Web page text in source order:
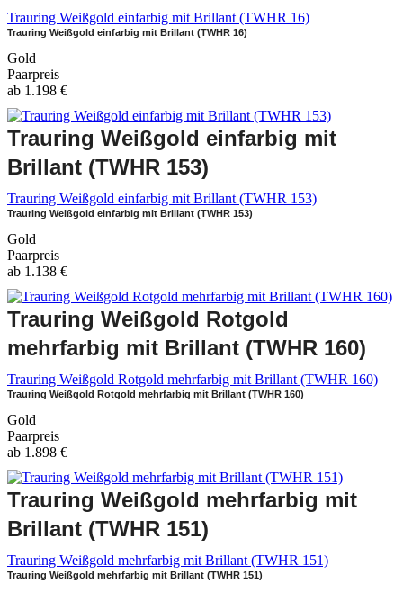
Trauring Weißgold einfarbig mit Brillant (TWHR 16)
Trauring Weißgold einfarbig mit Brillant (TWHR 16)
Gold
Paarpreis
ab 1.198 €
Trauring Weißgold einfarbig mit
Brillant (TWHR 153)
Trauring Weißgold einfarbig mit Brillant (TWHR 153)
Trauring Weißgold einfarbig mit Brillant (TWHR 153)
Gold
Paarpreis
ab 1.138 €
Trauring Weißgold Rotgold
mehrfarbig mit Brillant (TWHR 160)
Trauring Weißgold Rotgold mehrfarbig mit Brillant (TWHR 160)
Trauring Weißgold Rotgold mehrfarbig mit Brillant (TWHR 160)
Gold
Paarpreis
ab 1.898 €
Trauring Weißgold mehrfarbig mit
Brillant (TWHR 151)
Trauring Weißgold mehrfarbig mit Brillant (TWHR 151)
Trauring Weißgold mehrfarbig mit Brillant (TWHR 151)